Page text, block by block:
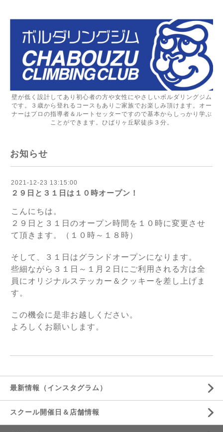
壁が低く設計してあり初心者の方や女性にやさしいボルダリングジム
です。３歳から登れるコースもありご家族でお楽しみ頂けます。オー
ナーはプロの指導者＆ルートセッターですので基本からしっかり学ぶ
ことができます。ひばりヶ丘駅徒歩３分。
お知らせ
2021-12-23 13:15:00
２９日と３１日は１０時オープン！
こんにちは。
２９日と３１日のオープン時間を１０時に変更させ
て頂きます。
（１０時～１８時）
そして、３１日はグランドオープンになります。
些細ながら３１日～１月２日にご利用される方は全
員にオリジナルステッカー＆クッキーを差し上げま
す。
この機会に是非お越しください。
よろしくお願いします。
最新情報（インスタグラム）
スクール開催日＆店舗情報